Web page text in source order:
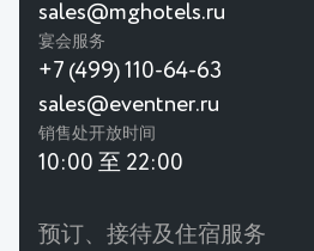
sales@mghotels.ru
宴会服务
+7 (499) 110-64-63
sales@eventner.ru
销售处开放时间
10:00 至 22:00
预订、接待及住宿服务